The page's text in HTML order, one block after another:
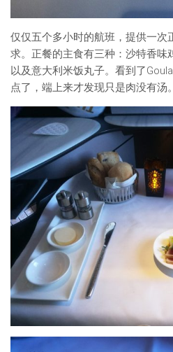
仅仅五个多小时的航班，提供一次
求。正餐的主食有三种：沙特香味
以及意大利米饭丸子。看到了
点了，端上来才发现只是肉没有汤。